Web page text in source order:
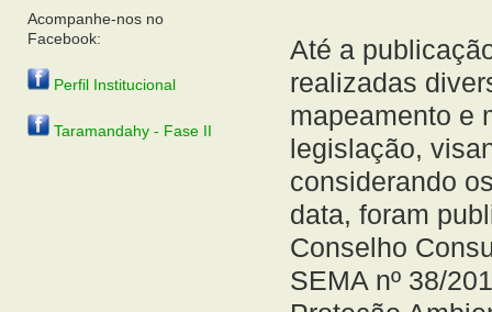
Acompanhe-nos no
Facebook:
Perfil Institucional
Taramandahy - Fase II
Até a
realizadas
mapeamento e
legislação,
considerando
data, foram
Conselho
SEMA nº 38/